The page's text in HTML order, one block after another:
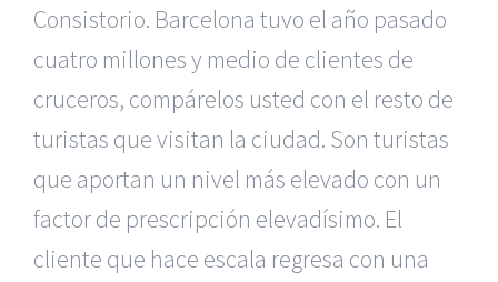
Consistorio. Barcelona tuvo el año pasado
cuatro millones y medio de clientes de
cruceros, compárelos usted con el resto de
turistas que visitan la ciudad. Son turistas
que aportan un nivel más elevado con un
factor de prescripción elevadísimo. El
cliente que hace escala regresa con una